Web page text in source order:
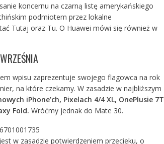
koncernu na czarną listę amerykańskiego
podmiotem przez lokalne
Tutaj oraz Tu. O Huawei mówi się również w
wpisu zaprezentuje swojego flagowca na rok
na które czekamy. W zasadzie w najbliższym
iPhone’ch, Pixelach 4/4 XL, OnePlusie 7T
Fold. Wróćmy jednak do Mate 30.
w zasadzie potwierdzeniem przecieku, o